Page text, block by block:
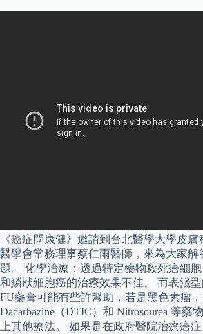
《癌症問康健》邀請到台北醫學大學皮
醫學會常務理事蔡仁雨醫師，來為大家解
題。 化學治療：透過特定藥物殺死癌細
和鱗狀細胞癌的治療效果不佳。 而表淺
FU藥膏可能有些許幫助，若是黑色素瘤
Dacarbazine（DTIC）和 Nitrosourea 等藥
上其他療法。 如果是在政府醫院治療癌